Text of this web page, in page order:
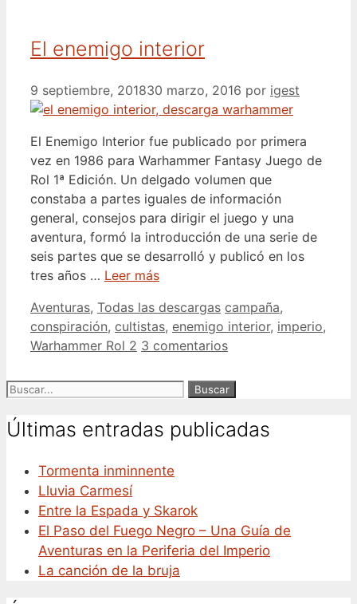
El enemigo interior
9 septiembre, 201830 marzo, 2016 por igest
El Enemigo Interior fue publicado por primera
vez en 1986 para Warhammer Fantasy Juego de
Rol 1ª Edición. Un delgado volumen que
constaba a partes iguales de información
general, consejos para dirigir el juego y una
aventura, formó la introducción de una serie de
seis partes que se desarrolló y publicó en los
tres años … Leer más
Categorías
Aventuras, Todas las descargas Etiquetas
campaña,
conspiración, cultistas, enemigo interior, imperio,
Warhammer Rol 2 3 comentarios
Buscar:
Últimas entradas publicadas
Tormenta inminnente
Lluvia Carmesí
Entre la Espada y Skarok
El Paso del Fuego Negro – Una Guía de
Aventuras en la Periferia del Imperio
La canción de la bruja